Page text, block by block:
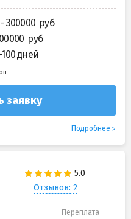
- 300000
100 дней
Подробнее
Отзывов: 2
Переплата